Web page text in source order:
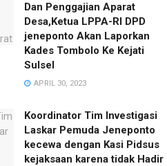
Dan Penggajian Aparat
Desa,Ketua LPPA-RI DPD
jeneponto Akan Laporkan
Kades Tombolo Ke Kejati
Sulsel
APRIL 30, 2023
Koordinator Tim Investigasi
Laskar Pemuda Jeneponto
kecewa dengan Kasi Pidsus
kejaksaan karena tidak Hadir